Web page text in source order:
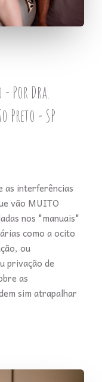
Por Dra.
Preto - SP
as interferências
vão MUITO
nos "manuais"
como a ocito
ou
privação de
as
sim atrapalhar